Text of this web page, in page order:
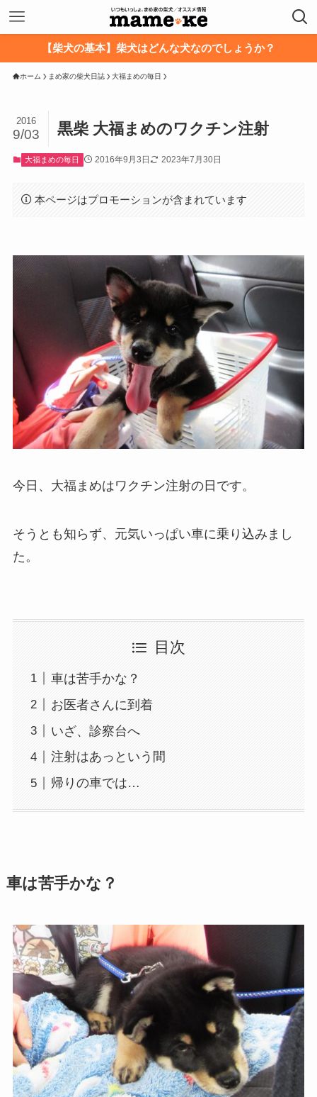
【柴犬の基本】柴犬はどんな犬なのでしょうか？
ホーム まめ家の柴犬日誌 大福まめの毎日
黒柴 大福まめのワクチン注射
2016
9/03
大福まめの毎日 2016年9月3日 2023年7月30日
本ページはプロモーションが含まれています
今日、大福まめはワクチン注射の日です。
そうとも知らず、元気いっぱい車に乗り込みまし
た。
目次
車は苦手かな？
お医者さんに到着
いざ、診察台へ
注射はあっという間
帰りの車では…
車は苦手かな？